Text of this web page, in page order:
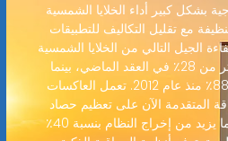
بشكل كبير أداء الخلايا الشمسية
مع تقليل التكاليف للتطبيقات
الجيل التالي من الخلايا الشمسية
الصناعية من 18٪ إلى أكثر من 28٪ في العقد الماضي، بينما
انخفضت التكاليف بنسبة 88٪ منذ عام 2012. تعمل العاكسات
المتقدمة الآن على تعظيم حصاد
الطاقة من كل محطة، مما يزيد من إخراج النظام بنسبة 40٪